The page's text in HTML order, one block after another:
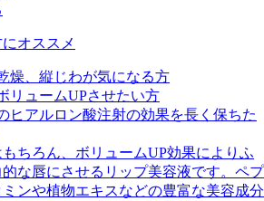
オススメ
燥、縦じわが気になる方
リュームUPさせたい方
ヒアルロン酸注射の効果を長く保ちた
ちろん、ボリュームUP効果によりふ
的な唇にさせるリップ美容液です。ペプ
ンや植物エキスなどの豊富な美容成分